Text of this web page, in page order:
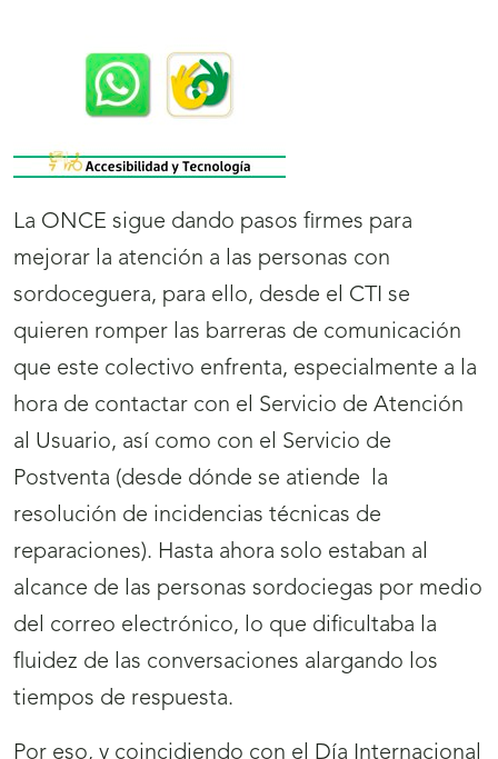
La ONCE sigue dando pasos firmes para
mejorar la atención a las personas con
sordoceguera, para ello, desde el CTI se
quieren romper las barreras de comunicación
que este colectivo enfrenta, especialmente a la
hora de contactar con el Servicio de Atención
al Usuario, así como con el Servicio de
Postventa (desde dónde se atiende la
resolución de incidencias técnicas de
reparaciones). Hasta ahora solo estaban al
alcance de las personas sordociegas por medio
del correo electrónico, lo que dificultaba la
fluidez de las conversaciones alargando los
tiempos de respuesta.
Por eso, y coincidiendo con el Día Internacional